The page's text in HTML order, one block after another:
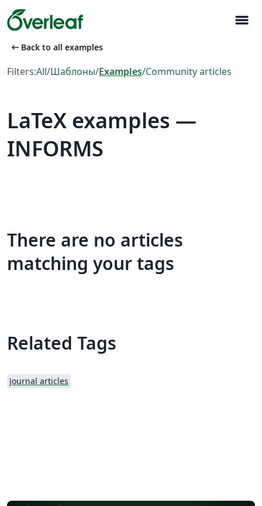
menu
arrow_left_alt Back to all examples
Filters:All/Шаблоны/Examples/Community articles
LaTeX examples —
INFORMS
There are no articles
matching your tags
Related Tags
Journal articles